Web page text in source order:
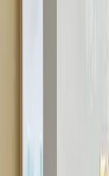
Innen-
Der Whirlpool mit
Entspannung nach
lösen muskuläre